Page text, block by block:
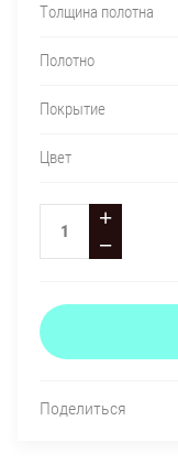
Толщина полотна
Полотно
Покрытие
Цвет
+
−
Поделиться